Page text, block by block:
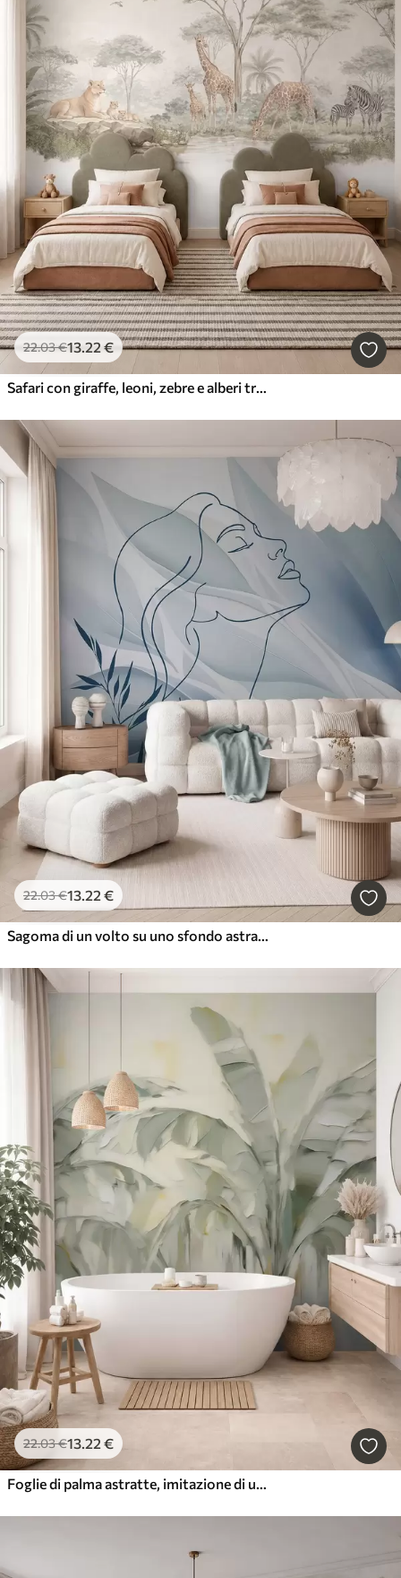
22.03€13.22 €
Safari con giraffe, leoni, zebre e alberi tropicali
22.03€13.22 €
Sagoma di un volto su uno sfondo astratto
22.03€13.22 €
Foglie di palma astratte, imitazione di un dipinto